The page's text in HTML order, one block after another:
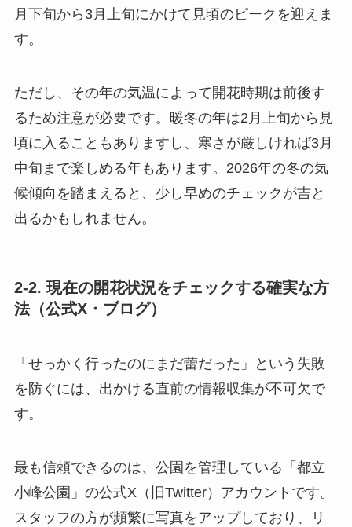
月下旬から3月上旬にかけて見頃のピークを迎えま
す。
ただし、その年の気温によって開花時期は前後す
るため注意が必要です。暖冬の年は2月上旬から見
頃に入ることもありますし、寒さが厳しければ3月
中旬まで楽しめる年もあります。2026年の冬の気
候傾向を踏まえると、少し早めのチェックが吉と
出るかもしれません。
2-2. 現在の開花状況をチェックする確実な方
法（公式X・ブログ）
「せっかく行ったのにまだ蕾だった」という失敗
を防ぐには、出かける直前の情報収集が不可欠で
す。
最も信頼できるのは、公園を管理している「都立
小峰公園」の公式X（旧Twitter）アカウントです。
スタッフの方が頻繁に写真をアップしており、リ